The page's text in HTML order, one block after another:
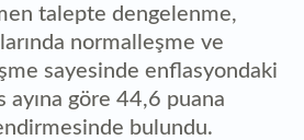
talepte dengelenme,
normalleşme ve
sayesinde enflasyondaki
ayına göre 44,6 puana
bulundu.